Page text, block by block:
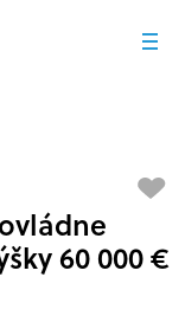
60 000 €